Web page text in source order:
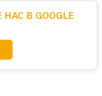
В GOOGLE